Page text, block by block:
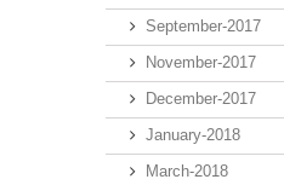
September-2017
November-2017
December-2017
January-2018
March-2018